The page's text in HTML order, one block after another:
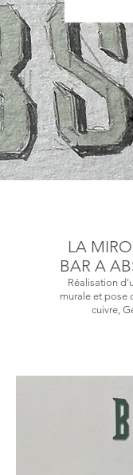
LA
BAR A
​Réalisation
murale et pose
cuivre,